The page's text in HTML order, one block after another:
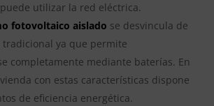
utilizar la red eléctrica.
fotovoltaico aislado se desvincula de
ya que permite
completamente mediante baterías. En
con estas características dispone
de eficiencia energética.